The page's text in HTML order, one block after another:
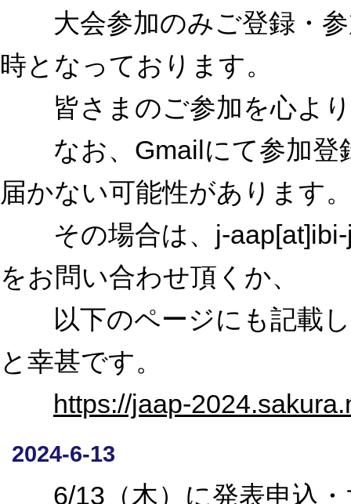
大会参加のみご登録・参
時となっております。
皆さまのご参加を心より
なお、Gmailにて参加登
届かない可能性があります
その場合は、j-aap[at]ibi-
をお問い合わせ頂くか、
以下のページにも記載し
と幸甚です。
https://jaap-
2024-6-13
6/13（木）に発表申込・